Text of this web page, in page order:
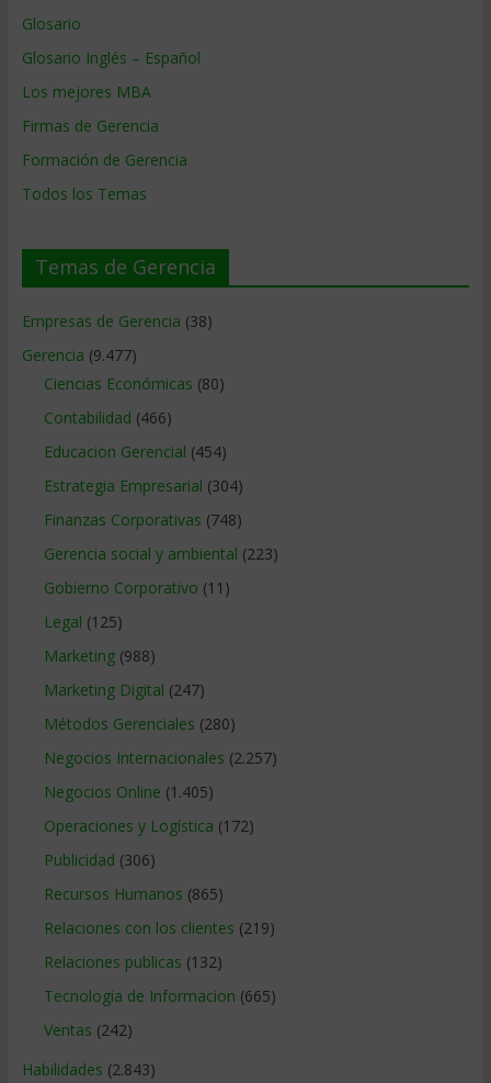
Glosario
Glosario Inglés – Español
Los mejores MBA
Firmas de Gerencia
Formación de Gerencia
Todos los Temas
Temas de Gerencia
Empresas de Gerencia (38)
Gerencia (9.477)
Ciencias Económicas (80)
Contabilidad (466)
Educacion Gerencial (454)
Estrategia Empresarial (304)
Finanzas Corporativas (748)
Gerencia social y ambiental (223)
Gobierno Corporativo (11)
Legal (125)
Marketing(988)
Marketing Digital (247)
Métodos Gerenciales (280)
Negocios Internacionales (2.257)
Negocios Online (1.405)
Operaciones y Logística (172)
Publicidad (306)
Recursos Humanos (865)
Relaciones con los clientes (219)
Relaciones publicas (132)
Tecnologia de Informacion (665)
Ventas (242)
Habilidades (2.843)